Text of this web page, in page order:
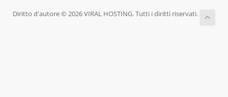
Diritto d'autore © 2026 VIRAL HOSTING. Tutti i diritti riservati.